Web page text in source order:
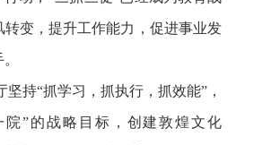
转变，提升工作能力，促进事业发
坚持“抓学习，抓执行，抓效能”，
院”的战略目标，创建敦煌文化